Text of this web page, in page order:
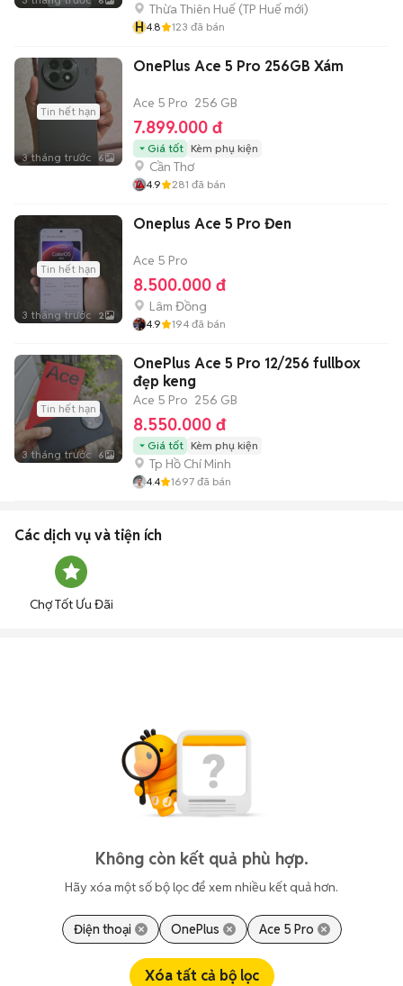
Thừa Thiên Huế (TP Huế mới)
H4.8 123 đã bán
Tin hết hạn
3 tháng trước 6
OnePlus Ace 5 Pro 256GB Xám
Ace 5 Pro 256 GB
7.899.000 đ
Giá tốt Kèm phụ kiện
Cần Thơ
4.9 281 đã bán
Tin hết hạn
3 tháng trước 2
Oneplus Ace 5 Pro Đen
Ace 5 Pro
8.500.000 đ
Lâm Đồng
4.9 194 đã bán
Tin hết hạn
3 tháng trước 6
OnePlus Ace 5 Pro 12/256 fullbox
đẹp keng
Ace 5 Pro 256 GB
8.550.000 đ
Giá tốt Kèm phụ kiện
Tp Hồ Chí Minh
4.4 1697 đã bán
Các dịch vụ và tiện ích
Chợ Tốt Ưu Đãi
Không còn kết quả phù hợp.
Hãy xóa một số bộ lọc để xem nhiều kết quả hơn.
Điện thoại OnePlus Ace 5 Pro
Xóa tất cả bộ lọc